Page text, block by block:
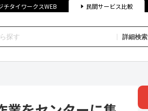
チタイワークスWEB 民間サービス比較
詳細検索